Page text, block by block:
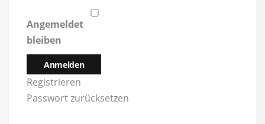
Angemeldet
bleiben
Anmelden
Registrieren
Passwort zurücksetzen